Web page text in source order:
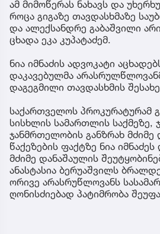
ამ მი­მო­წე­რას ნა­ხავს და
როცა გი­გა­ზე თავ­დას­ხმა­ზე
და ალექ­სან­დრე გა­ბაშ­ვი­ლი
ცხა­და ეკა კუ­პა­ტა­ძემ.
ნია იმნაძის ადვოკატი
დაკავებულმა
დაგეგმილი თავდასხმის
საქართველოს პროკურატურამ
სისხლის სამართლის საქმეზე,
ჯანმრთელობის განზრახ მძიმე
წაქეზების ფაქტზე ნია
მძიმე დანაშაულის
ანასტასია ბერუაშვილს
ორივე არასრუწლოვანს
ღონისძიებად პატიმრობა